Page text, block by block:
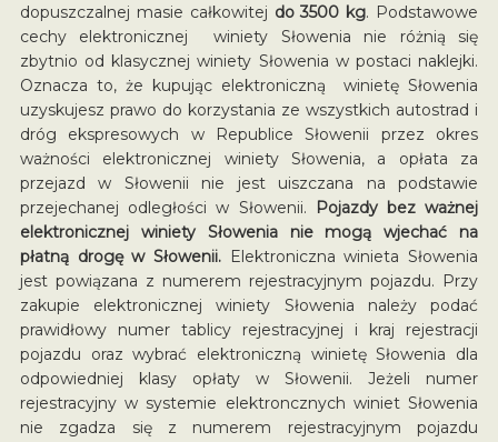
dopuszczalnej masie całkowitej do 3500 kg. Podstawowe
cechy elektronicznej winiety Słowenia nie różnią się
zbytnio od klasycznej winiety Słowenia w postaci naklejki.
Oznacza to, że kupując elektroniczną winietę Słowenia
uzyskujesz prawo do korzystania ze wszystkich autostrad i
dróg ekspresowych w Republice Słowenii przez okres
ważności elektronicznej winiety Słowenia, a opłata za
przejazd w Słowenii nie jest uiszczana na podstawie
przejechanej odległości w Słowenii.
Pojazdy bez ważnej
elektronicznej winiety Słowenia nie mogą wjechać na
płatną drogę w Słowenii. Elektroniczna winieta Słowenia
jest powiązana z numerem rejestracyjnym pojazdu. Przy
zakupie elektronicznej winiety Słowenia należy podać
prawidłowy numer tablicy rejestracyjnej i kraj rejestracji
pojazdu oraz wybrać elektroniczną winietę Słowenia dla
odpowiedniej klasy opłaty w Słowenii. Jeżeli numer
rejestracyjny w systemie elektroncznych winiet Słowenia
nie zgadza się z numerem rejestracyjnym pojazdu